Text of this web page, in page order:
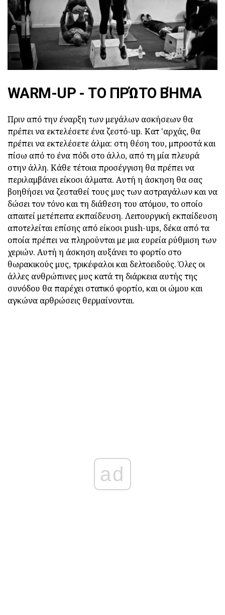
WARM-UP - ΤΟ ΠΡΏΤΟ ΒΉΜΑ
Πριν από την έναρξη των μεγάλων ασκήσεων θα
πρέπει να εκτελέσετε ένα ζεστό-up. Κατ 'αρχάς, θα
πρέπει να εκτελέσετε άλμα: στη θέση του, μπροστά και
πίσω από το ένα πόδι στο άλλο, από τη μία πλευρά
στην άλλη. Κάθε τέτοια προσέγγιση θα πρέπει να
περιλαμβάνει είκοσι άλματα. Αυτή η άσκηση θα σας
βοηθήσει να ζεσταθεί τους μυς των αστραγάλων και να
δώσει τον τόνο και τη διάθεση του ατόμου, το οποίο
απαιτεί μετέπειτα εκπαίδευση. Λειτουργική εκπαίδευση
αποτελείται επίσης από είκοσι push-ups, δέκα από τα
οποία πρέπει να πληρούνται με μια ευρεία ρύθμιση των
χεριών. Αυτή η άσκηση αυξάνει το φορτίο στο
θωρακικούς μυς, τρικέφαλοι και δελτοειδούς. Όλες οι
άλλες ανθρώπινες μυς κατά τη διάρκεια αυτής της
συνόδου θα παρέχει στατικό φορτίο, και οι ώμου και
αγκώνα αρθρώσεις θερμαίνονται.
ad